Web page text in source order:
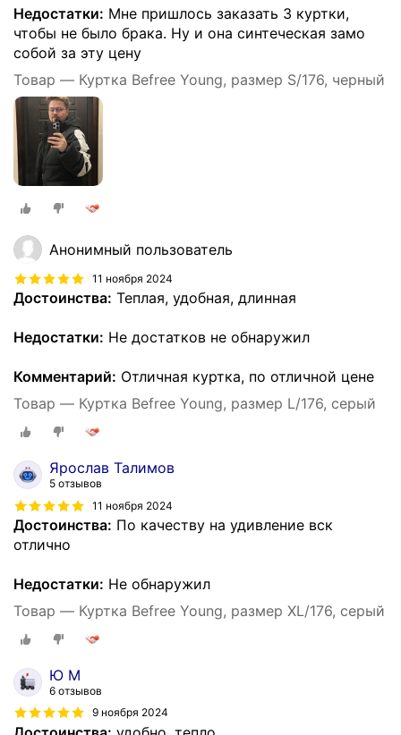
Недостатки: Мне пришлось заказать 3 куртки,
чтобы не было брака. Ну и она синтеческая замо
собой за эту цену
Товар — Куртка Befree Young, размер S/176, черный
Анонимный пользователь
11 ноября 2024
Достоинства: Теплая, удобная, длинная
Недостатки: Не достатков не обнаружил
Комментарий: Отличная куртка, по отличной цене
Товар — Куртка Befree Young, размер L/176, серый
Ярослав Талимов
5 отзывов
11 ноября 2024
Достоинства: По качеству на удивление вск
отлично
Недостатки: Не обнаружил
Товар — Куртка Befree Young, размер XL/176, серый
Ю М
6 отзывов
9 ноября 2024